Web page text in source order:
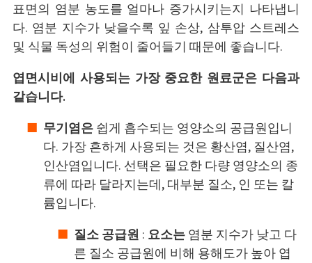
표면의 염분 농도를 얼마나 증가시키는지 나타냅니
다. 염분 지수가 낮을수록 잎 손상, 삼투압 스트레스
및 식물 독성의 위험이 줄어들기 때문에 좋습니다.
엽면시비에 사용되는 가장 중요한 원료군은 다음과
같습니다.
무기염은쉽게 흡수되는 영양소의 공급원입니
다. 가장 흔하게 사용되는 것은 황산염, 질산염,
인산염입니다. 선택은 필요한 다량 영양소의 종
류에 따라 달라지는데, 대부분 질소, 인 또는 칼
륨입니다.
질소 공급원 : 요소는염분 지수가 낮고 다
른 질소 공급원에 비해 용해도가 높아 엽